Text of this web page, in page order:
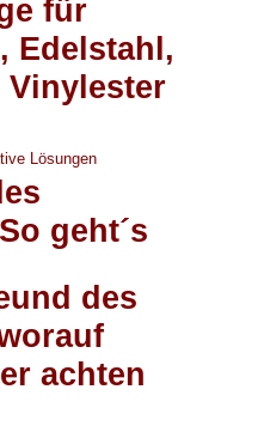
für
Edelstahl,
Vinylester
geht´s
des
achten